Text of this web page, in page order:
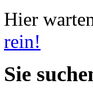
Hier
rein!
Sie